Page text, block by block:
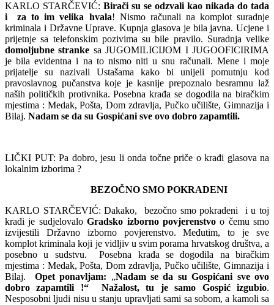
KARLO STARČEVIĆ: Birači su se odzvali kao nikada do tada
i za to im velika hvala! Nismo računali na komplot suradnje
kriminala i Državne Uprave. Kupnja glasova je bila javna. Ucjene i
prijetnje sa telefonskim pozivima su bile pravilo. Suradnja velike
domoljubne stranke sa JUGOMILICIJOM I JUGOOFICIRIMA
je bila evidentna i na to nismo niti u snu računali. Mene i moje
prijatelje su nazivali Ustašama kako bi unijeli pomutnju kod
pravoslavnog pučanstva koje je kasnije prepoznalo besramnu laž
naših političkih protivnika. Posebna krađa se dogodila na biračkim
mjestima : Medak, Pošta, Dom zdravlja, Pučko učilište, Gimnazija i
Bilaj. Nadam se da su Gospićani sve ovo dobro zapamtili.
LIČKI PUT: Pa dobro, jesu li onda točne priče o krađi glasova na
lokalnim izborima ?
BEZOČNO SMO POKRADENI
KARLO STARČEVIĆ: Dakako, bezočno smo pokradeni i u toj
krađi je sudjelovaloGradsko izborno povjerenstvoo čemu smo
izvijestili Državno izborno povjerenstvo. Međutim, to je sve
komplot kriminala koji je vidljiv u svim porama hrvatskog društva, a
posebno u sudstvu. Posebna krađa se dogodila na biračkim
mjestima : Medak, Pošta, Dom zdravlja, Pučko učilište, Gimnazija i
Bilaj. Opet ponavljam: „Nadam se da su Gospićani sve ovo
dobro zapamtili !“
Nažalost, tu je samo Gospić izgubio.
Nesposobni ljudi nisu u stanju upravljati sami sa sobom, a kamoli sa